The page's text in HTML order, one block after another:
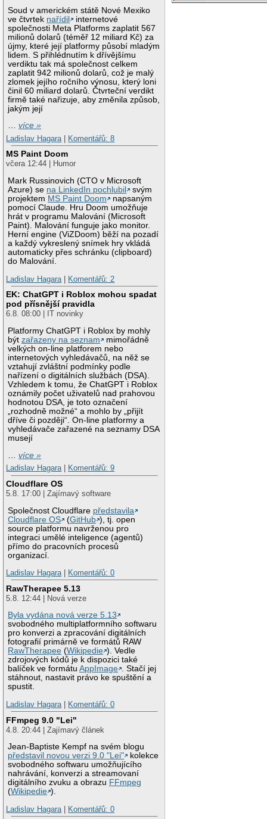
Soud v americkém státě Nové Mexiko
ve čtvrtek nařídil
internetové
společnosti Meta Platforms zaplatit 567
milionů dolarů (téměř 12 miliard Kč) za
újmy, které její platformy působí mladým
lidem. S přihlédnutím k dřívějšímu
verdiktu tak má společnost celkem
zaplatit 942 milionů dolarů, což je malý
zlomek jejího ročního výnosu, který loni
činil 60 miliard dolarů. Čtvrteční verdikt
firmě také nařizuje, aby změnila způsob,
jakým její
…více »
Ladislav Hagara
Komentářů: 8
MS Paint Doom
včera 12:44 | Humor
Mark Russinovich (CTO v Microsoft
Azure) se na LinkedIn pochlubil
svým
projektem MS Paint Doom
napsaným
pomocí Claude. Hru Doom umožňuje
hrát v programu Malování (Microsoft
Paint). Malování funguje jako monitor.
Herní engine (ViZDoom) běží na pozadí
a každý vykreslený snímek hry vkládá
automaticky přes schránku (clipboard)
do Malování.
Ladislav Hagara
Komentářů: 2
EK: ChatGPT i Roblox mohou spadat
pod přísnější pravidla
6.8. 08:00 | IT novinky
Platformy ChatGPT i Roblox by mohly
býtzařazeny na seznam
mimořádně
velkých on-line platforem nebo
internetových vyhledávačů, na něž se
vztahují zvláštní podmínky podle
nařízení o digitálních službách (DSA).
Vzhledem k tomu, že ChatGPT i Roblox
oznámily počet uživatelů nad prahovou
hodnotou DSA, je toto označení
„rozhodně možné“ a mohlo by „přijít
dříve či později“. On-line platformy a
vyhledávače zařazené na seznamy DSA
musejí
…více »
Ladislav Hagara| Komentářů: 9
Cloudflare OS
5.8. 17:00 | Zajímavý software
Společnost Cloudflare představila
Cloudflare OS
(GitHub ), tj. open
source platformu navrženou pro
integraci umělé inteligence (agentů)
přímo do pracovních procesů
organizací.
Ladislav Hagara| Komentářů: 0
RawTherapee 5.13
5.8. 12:44 | Nová verze
Byla vydána nová verze 5.13
svobodného multiplatformního softwaru
pro konverzi a zpracování digitálních
fotografií primárně ve formátů RAW
RawTherapee (Wikipedie ). Vedle
zdrojových kódů je k dispozici také
balíček ve formátuAppImage . Stačí jej
stáhnout, nastavit právo ke spuštění a
spustit.
Ladislav Hagara| Komentářů: 0
FFmpeg 9.0 "Lei"
4.8. 20:44 | Zajímavý článek
Jean-Baptiste Kempf na svém blogu
představil novou verzi 9.0 "Lei"
kolekce
svobodného softwaru umožňujícího
nahrávání, konverzi a streamovaní
digitálního zvuku a obrazu FFmpeg
(Wikipedie ).
Ladislav Hagara| Komentářů: 0